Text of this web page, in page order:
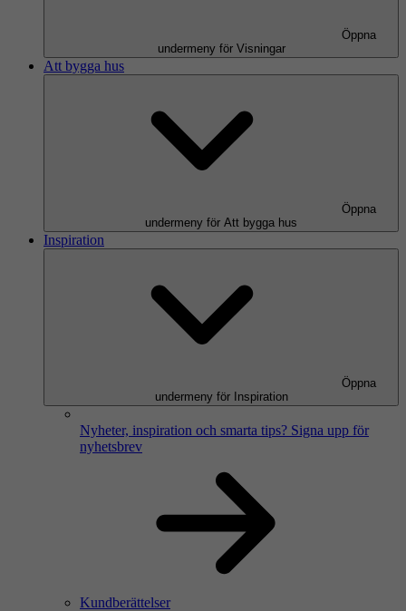
Öppna
undermeny för Visningar
Att bygga hus
Öppna
undermeny för Att bygga hus
Inspiration
Öppna
undermeny för Inspiration
Nyheter, inspiration och smarta tips? Signa upp för
nyhetsbrev
Kundberättelser